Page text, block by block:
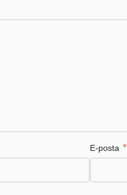
E-posta *